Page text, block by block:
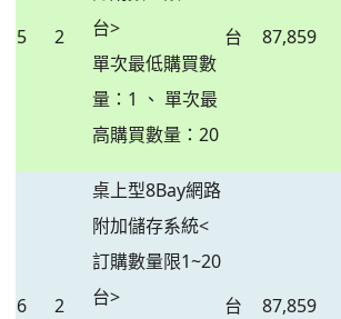
5 2
台>
單次最低購買數
量：1 、 單次最
高購買數量：20
台 87,859
6 2
桌上型8Bay網路
附加儲存系統<
訂購數量限1~20
台>
台 87,859